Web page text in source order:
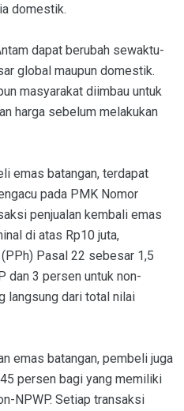
domestik.
dapat berubah sewaktu-
global maupun domestik.
masyarakat diimbau untuk
harga sebelum melakukan
emas batangan, terdapat
pada PMK Nomor
penjualan kembali emas
di atas Rp10 juta,
Pasal 22 sebesar 1,5
dan 3 persen untuk non-
langsung dari total nilai
emas batangan, pembeli juga
persen bagi yang memiliki
NPWP. Setiap transaksi